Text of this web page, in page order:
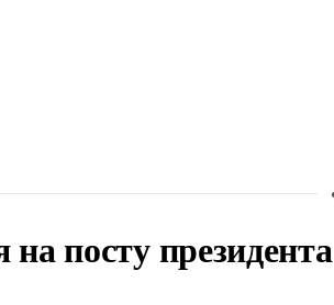
посту президента